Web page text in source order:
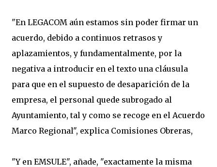
"En LEGACOM aún estamos sin poder firmar un
acuerdo, debido a continuos retrasos y
aplazamientos, y fundamentalmente, por la
negativa a introducir en el texto una cláusula
para que en el supuesto de desaparición de la
empresa, el personal quede subrogado al
Ayuntamiento, tal y como se recoge en el Acuerdo
Marco Regional", explica Comisiones Obreras,
"Y en EMSULE", añade, "exactamente la misma